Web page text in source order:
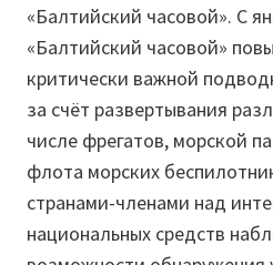
«Балтийский часовой». С
«Балтийский часовой»
критически важной
за счёт развертывания
числе фрегатов, морской
флота морских
странами-членами над
национальных средств